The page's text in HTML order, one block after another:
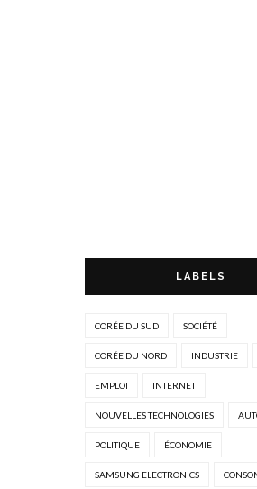
LABELS
CORÉE DU SUD SOCIÉTÉ
CORÉE DU NORD INDUSTRIE
EMPLOI INTERNET
NOUVELLES TECHNOLOGIES
POLITIQUE ÉCONOMIE
SAMSUNG ELECTRONICS